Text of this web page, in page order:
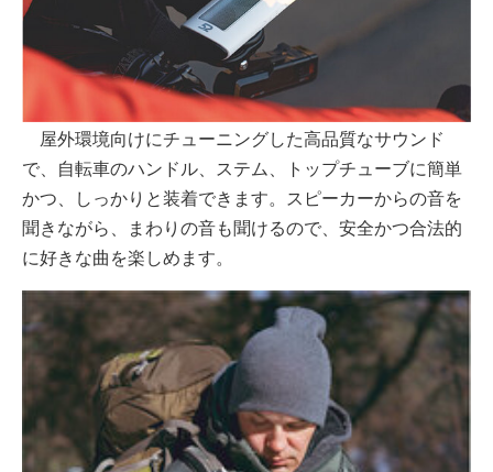
屋外環境向けにチューニングした高品質なサウンド
で、自転車のハンドル、ステム、トップチューブに簡単
かつ、しっかりと装着できます。スピーカーからの音を
聞きながら、まわりの音も聞けるので、安全かつ合法的
に好きな曲を楽しめます。